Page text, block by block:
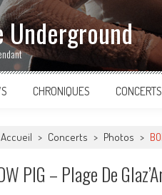
Underground
CHRONIQUES CONCERTS
Accueil > Concerts > Photos >
PIG – Plage De